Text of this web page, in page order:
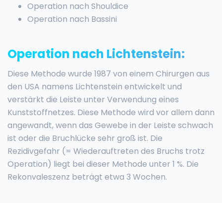
Operation nach Shouldice
Operation nach Bassini
Operation nach Lichtenstein:
Diese Methode wurde 1987 von einem Chirurgen aus
den USA namens Lichtenstein entwickelt und
verstärkt die Leiste unter Verwendung eines
Kunststoffnetzes. Diese Methode wird vor allem dann
angewandt, wenn das Gewebe in der Leiste schwach
ist oder die Bruchlücke sehr groß ist. Die
Rezidivgefahr (= Wiederauftreten des Bruchs trotz
Operation) liegt bei dieser Methode unter 1 %. Die
Rekonvaleszenz beträgt etwa 3 Wochen.